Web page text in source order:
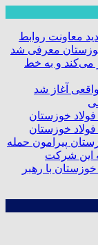
معاونت روابط
معرفی شد
می‌کند و به خط
آغاز شد
پیرامون حمله
این شرکت
با رهبر